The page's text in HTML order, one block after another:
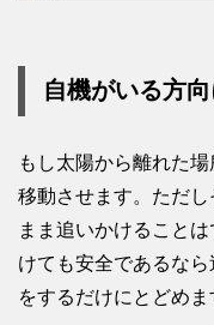
自機がいる方
もし太陽から離れた
移動させます。ただ
まま追いかけること
けても安全であるな
をするだけにとどめま